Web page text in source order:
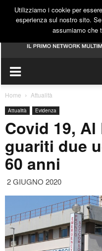
Home Attualità
Attualità Evidenza
Covid 19,
guariti due
60 anni
2 GIUGNO 2020
Utilizziamo i cookie per
esperienza sul nostro sito.
assumiamo che